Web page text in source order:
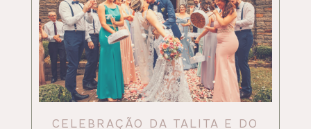
CELEBRAÇÃO DA TALITA E DO